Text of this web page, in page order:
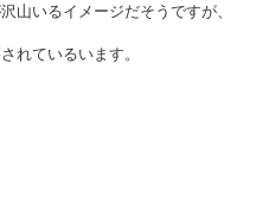
山いるイメージだそうですが、
れているいます。